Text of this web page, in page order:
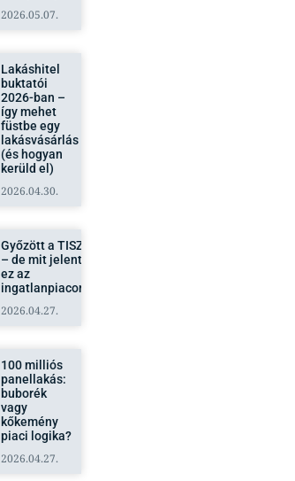
2026.05.07.
Lakáshitel
buktatói
2026-ban –
így mehet
füstbe egy
lakásvásárlás
(és hogyan
kerüld el)
2026.04.30.
Győzött a TISZA
– de mit jelent
ez az
ingatlanpiacon?
2026.04.27.
100 milliós
panellakás:
buborék
vagy
kőkemény
piaci logika?
2026.04.27.